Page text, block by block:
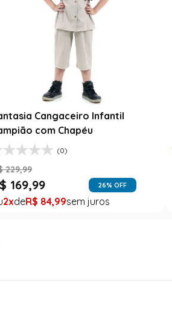
Cangaceiro Infantil
com Chapéu
(0)
229,99
169,99 26% OFF
2 R$ 84,99